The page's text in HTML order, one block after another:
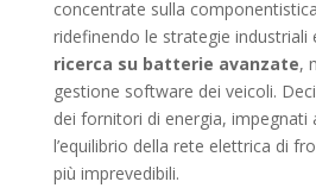
concentrate sulla
ridefinendo le strategie industriali
ricerca su batterie avanzate,
gestione software dei veicoli.
dei fornitori di energia, impegnati
l’equilibrio della rete elettrica di
più imprevedibili.